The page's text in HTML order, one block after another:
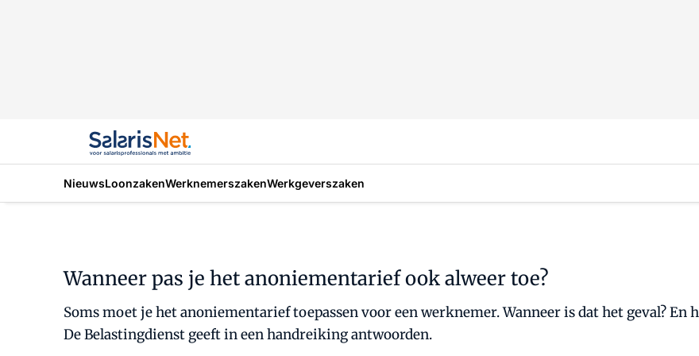
NieuwsLoonzakenWerknemerszakenWerkgeverszaken
Wanneer pas je het anoniementarief ook alweer toe?
Soms moet je het anoniementarief toepassen voor een werknemer. Wanneer is dat het geval?
De Belastingdienst geeft in een handreiking antwoorden.